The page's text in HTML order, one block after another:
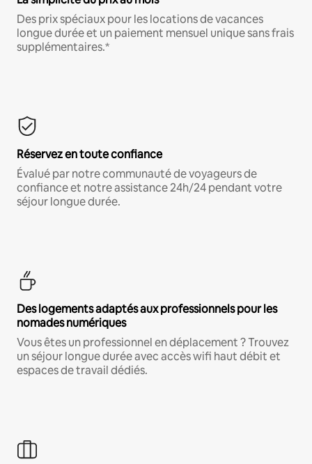
Des prix spéciaux pour les locations de vacances
longue durée et un paiement mensuel unique sans frais
supplémentaires.*
Réservez en toute confiance
Évalué par notre communauté de voyageurs de
confiance et notre assistance 24h/24 pendant votre
séjour longue durée.
Des logements adaptés aux professionnels pour les
nomades numériques
Vous êtes un professionnel en déplacement ? Trouvez
un séjour longue durée avec accès wifi haut débit et
espaces de travail dédiés.